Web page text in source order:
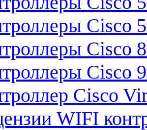
Cisco
Cisco
Cisco
Cisco
WIFI